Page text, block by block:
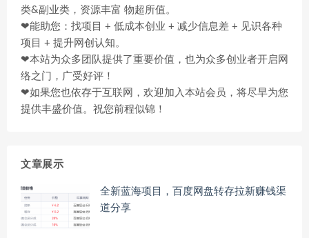
类&副业类，资源丰富 物超所值。
❤能助您：找项目 + 低成本创业 + 减少信息差 + 见识各种
项目 + 提升网创认知。
❤本站为众多团队提供了重要价值，也为众多创业者开启网
络之门，广受好评！
❤如果您也依存于互联网，欢迎加入本站会员，将尽早为您
提供丰盛价值。祝您前程似锦！
文章展示
全新蓝海项目，百度网盘转存拉新赚钱渠
道分享